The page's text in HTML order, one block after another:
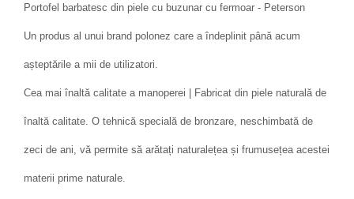
Portofel barbatesc din piele cu buzunar cu fermoar - Peterson
Un produs al unui brand polonez care a îndeplinit până acum
așteptările a mii de utilizatori.
Cea mai înaltă calitate a manoperei | Fabricat din piele naturală de
înaltă calitate. O tehnică specială de bronzare, neschimbată de
zeci de ani, vă permite să arătați naturalețea și frumusețea acestei
materii prime naturale.